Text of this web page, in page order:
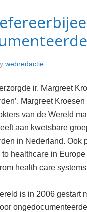
webredactie
ir. Margreet
Margreet
van de Wereld
aan kwetsbare
in Nederland. Ook
to healthcare in
health care
is in 2006 gestart